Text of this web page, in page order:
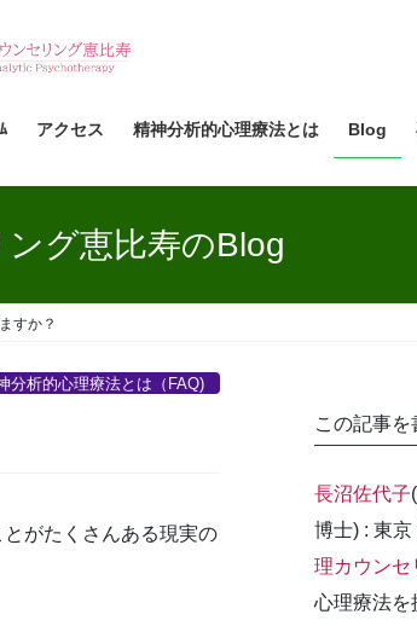
アクセス 精神分析的心理療法とは Blog
グ恵比寿のBlog
すか？
分析的心理療法とは（FAQ)
がたくさんある現実の
この記事を
長沼佐代子
博士) : 東
理カウンセ
心理療法を